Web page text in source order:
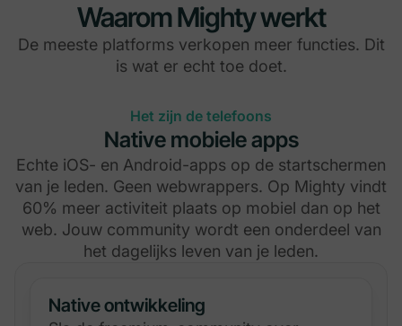
Waarom Mighty werkt
De meeste platforms verkopen meer functies. Dit
is wat er echt toe doet.
Het zijn de telefoons
Native mobiele apps
Echte iOS- en Android-apps op de startschermen
van je leden. Geen webwrappers. Op Mighty vindt
60% meer activiteit plaats op mobiel dan op het
web. Jouw community wordt een onderdeel van
het dagelijks leven van je leden.
Native ontwikkeling